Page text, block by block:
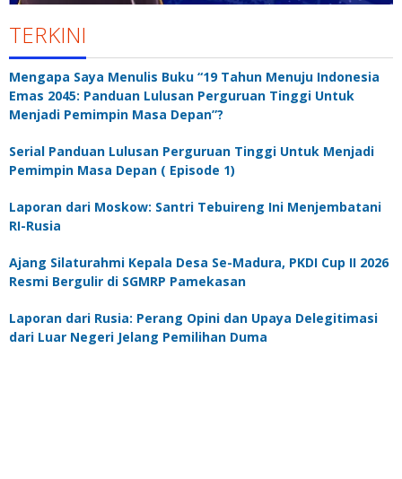
TERKINI
Mengapa Saya Menulis Buku “19 Tahun Menuju Indonesia
Emas 2045: Panduan Lulusan Perguruan Tinggi Untuk
Menjadi Pemimpin Masa Depan”?
Serial Panduan Lulusan Perguruan Tinggi Untuk Menjadi
Pemimpin Masa Depan ( Episode 1)
Laporan dari Moskow: Santri Tebuireng Ini Menjembatani
RI-Rusia
Ajang Silaturahmi Kepala Desa Se-Madura, PKDI Cup II 2026
Resmi Bergulir di SGMRP Pamekasan
Laporan dari Rusia: Perang Opini dan Upaya Delegitimasi
dari Luar Negeri Jelang Pemilihan Duma